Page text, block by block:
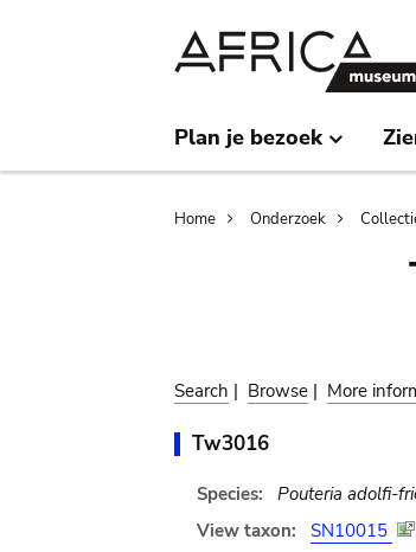
Plan je bezoek
Home Onderzoek
Search | Browse | More
Tw3016
Species: Pouteria adolfi-
View taxon:
SN10015